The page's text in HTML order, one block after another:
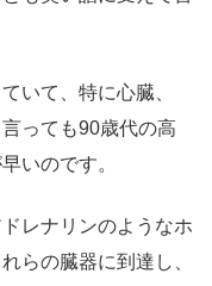
いて、特に心臓、
っても90歳代の高
いのです。
レナリンのようなホ
らの臓器に到達し、